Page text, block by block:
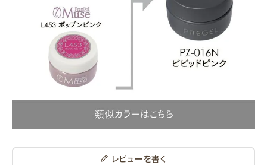
レビューを書く